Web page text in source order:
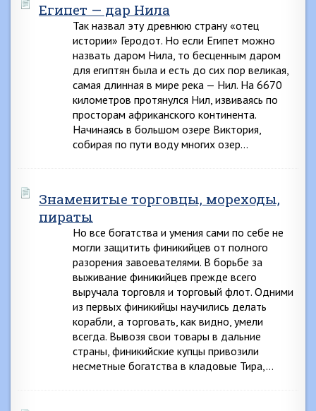
Египет — дар Нила
Так назвал эту древнюю страну «отец
истории» Геродот. Но если Египет можно
назвать даром Нила, то бесценным даром
для египтян была и есть до сих пор великая,
самая длинная в мире река — Нил. На 6670
километров протянулся Нил, извиваясь по
просторам африканского континента.
Начинаясь в большом озере Виктория,
собирая по пути воду многих озер…
Знаменитые торговцы, мореходы,
пираты
Но все богатства и умения сами по себе не
могли защитить финикийцев от полного
разорения завоевателями. В борьбе за
выживание финикийцев прежде всего
выручала торговля и торговый флот. Одними
из первых финикийцы научились делать
корабли, а торговать, как видно, умели
всегда. Вывозя свои товары в дальние
страны, финикийские купцы привозили
несметные богатства в кладовые Тира,…